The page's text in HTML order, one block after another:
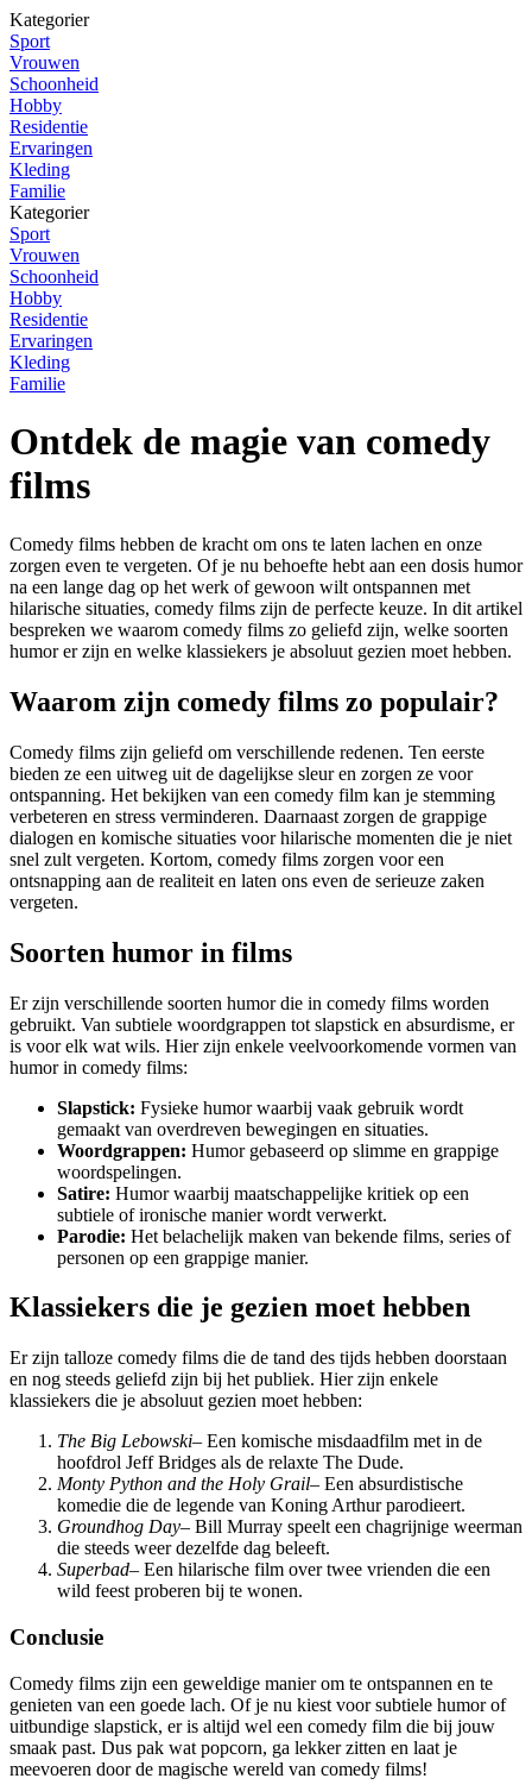
Kategorier
Sport
Vrouwen
Schoonheid
Hobby
Residentie
Ervaringen
Kleding
Familie
Kategorier
Sport
Vrouwen
Schoonheid
Hobby
Residentie
Ervaringen
Kleding
Familie
Ontdek de magie van comedy
films
Comedy films hebben de kracht om ons te laten lachen en onze
zorgen even te vergeten. Of je nu behoefte hebt aan een dosis humor
na een lange dag op het werk of gewoon wilt ontspannen met
hilarische situaties, comedy films zijn de perfecte keuze. In dit artikel
bespreken we waarom comedy films zo geliefd zijn, welke soorten
humor er zijn en welke klassiekers je absoluut gezien moet hebben.
Waarom zijn comedy films zo populair?
Comedy films zijn geliefd om verschillende redenen. Ten eerste
bieden ze een uitweg uit de dagelijkse sleur en zorgen ze voor
ontspanning. Het bekijken van een comedy film kan je stemming
verbeteren en stress verminderen. Daarnaast zorgen de grappige
dialogen en komische situaties voor hilarische momenten die je niet
snel zult vergeten. Kortom, comedy films zorgen voor een
ontsnapping aan de realiteit en laten ons even de serieuze zaken
vergeten.
Soorten humor in films
Er zijn verschillende soorten humor die in comedy films worden
gebruikt. Van subtiele woordgrappen tot slapstick en absurdisme, er
is voor elk wat wils. Hier zijn enkele veelvoorkomende vormen van
humor in comedy films:
Slapstick: Fysieke humor waarbij vaak gebruik wordt
gemaakt van overdreven bewegingen en situaties.
Woordgrappen: Humor gebaseerd op slimme en grappige
woordspelingen.
Satire: Humor waarbij maatschappelijke kritiek op een
subtiele of ironische manier wordt verwerkt.
Parodie: Het belachelijk maken van bekende films, series of
personen op een grappige manier.
Klassiekers die je gezien moet hebben
Er zijn talloze comedy films die de tand des tijds hebben doorstaan
en nog steeds geliefd zijn bij het publiek. Hier zijn enkele
klassiekers die je absoluut gezien moet hebben:
The Big Lebowski– Een komische misdaadfilm met in de
hoofdrol Jeff Bridges als de relaxte The Dude.
Monty Python and the Holy Grail– Een absurdistische
komedie die de legende van Koning Arthur parodieert.
Groundhog Day– Bill Murray speelt een chagrijnige weerman
die steeds weer dezelfde dag beleeft.
Superbad– Een hilarische film over twee vrienden die een
wild feest proberen bij te wonen.
Conclusie
Comedy films zijn een geweldige manier om te ontspannen en te
genieten van een goede lach. Of je nu kiest voor subtiele humor of
uitbundige slapstick, er is altijd wel een comedy film die bij jouw
smaak past. Dus pak wat popcorn, ga lekker zitten en laat je
meevoeren door de magische wereld van comedy films!